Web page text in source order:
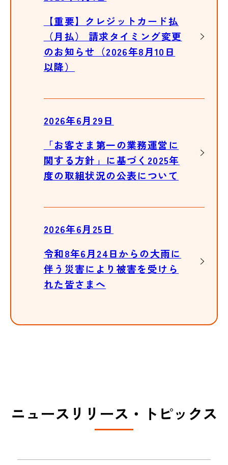
【重要】クレジットカード払
（月払） 請求タイミング変更
のお知らせ（2026年8月10日
以降）
2026年6月29日
「お客さま第一の業務運営に
関する方針」に基づく2025年
度の取組状況の公表について
2026年6月25日
令和8年6月24日からの大雨に
伴う災害により被害を受けら
れた皆さまへ
ニュースリリース・トピックス